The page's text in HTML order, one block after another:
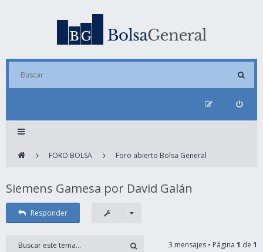
FORO BOLSA Foro abierto Bolsa General
Siemens Gamesa por David Galán
Responder
3 mensajes • Página 1 de 1